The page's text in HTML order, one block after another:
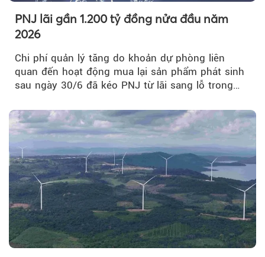
PNJ lãi gần 1.200 tỷ đồng nửa đầu năm
2026
Chi phí quản lý tăng do khoản dự phòng liên
quan đến hoạt động mua lại sản phẩm phát sinh
sau ngày 30/6 đã kéo PNJ từ lãi sang lỗ trong